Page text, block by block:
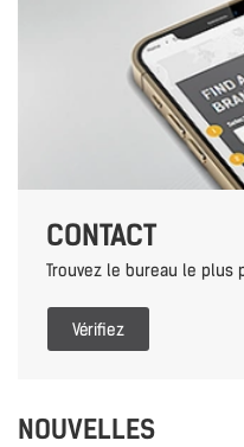
CONTACT
Trouvez le bureau le plus
Vérifiez
NOUVELLES